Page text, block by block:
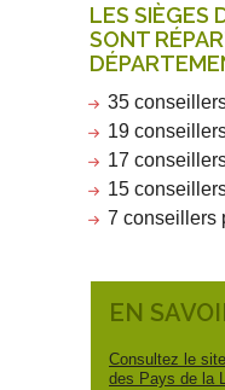
LES SIÈGES
SONT
35
19
17
15
7 conseillers
EN
Consultez le
des Pays de la